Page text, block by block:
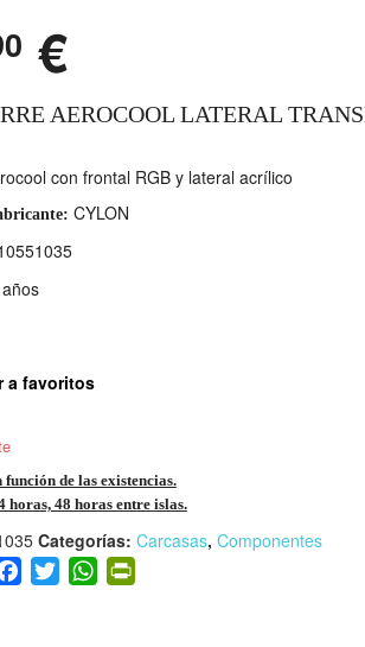
€
AEROCOOL LATERAL
con frontal RGB y lateral acrílico
CYLON
a favoritos
función de las existencias.
horas, 48 horas entre islas.
Categorías: Carcasas, Componentes
F
a
T
wi
W
h
Pr
in